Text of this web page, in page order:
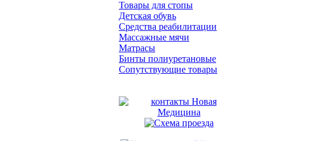
Товары для стопы
Детская обувь
Средства реабилитации
Массажные мячи
Матрасы
Бинты полиуретановые
Сопутствующие товары